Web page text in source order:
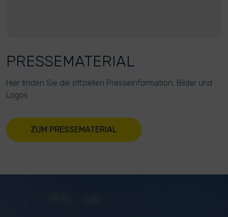
PRESSEMATERIAL
Hier finden Sie die offziellen Presseinformation, Bilder und
Logos.
ZUM PRESSEMATERIAL